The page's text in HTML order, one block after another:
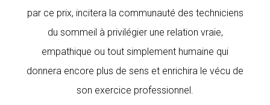
par ce prix, incitera la communauté des techniciens
du sommeil à privilégier une relation vraie,
empathique ou tout simplement humaine qui
donnera encore plus de sens et enrichira le vécu de
son exercice professionnel.